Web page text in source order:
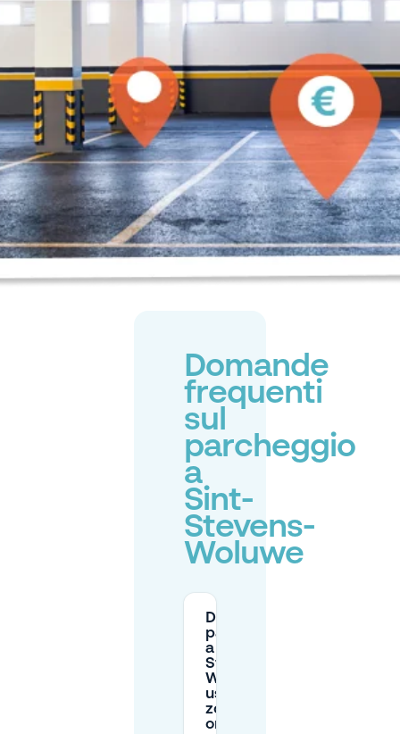
Domande
frequenti
sul
parcheggio
a
Sint-
Stevens-
Woluwe
Dove posso
parcheggiare
a Sint-
Stevens-
Woluwe
usando la
zona blu di 2
ore?